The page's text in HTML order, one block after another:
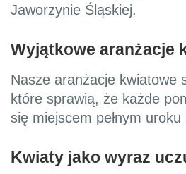
Jaworzynie Śląskiej.
Wyjątkowe aranżacje
Nasze aranżacje kwiatowe
które sprawią, że każde
się miejscem pełnym uroku
Kwiaty jako wyraz